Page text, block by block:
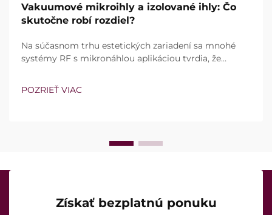
Vakuumové mikroihly a izolované ihly: Čo
skutočne robí rozdiel?
Na súčasnom trhu estetických zariadení sa mnohé
systémy RF s mikronáhlou aplikáciou tvrdia, že
Skutočnou otázkou však nie je len to, či tieto funkcie
existujú, ale ako presne fungujú počas klinických
POZRIEŤ VIAC
Získať bezplatnú ponuku